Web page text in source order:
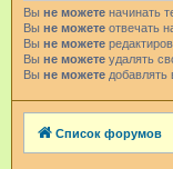
Вы не можете начинать
Вы не можете отвечать
Вы не можете
Вы не можете удалять
Вы не можете добавлять
Список форумов